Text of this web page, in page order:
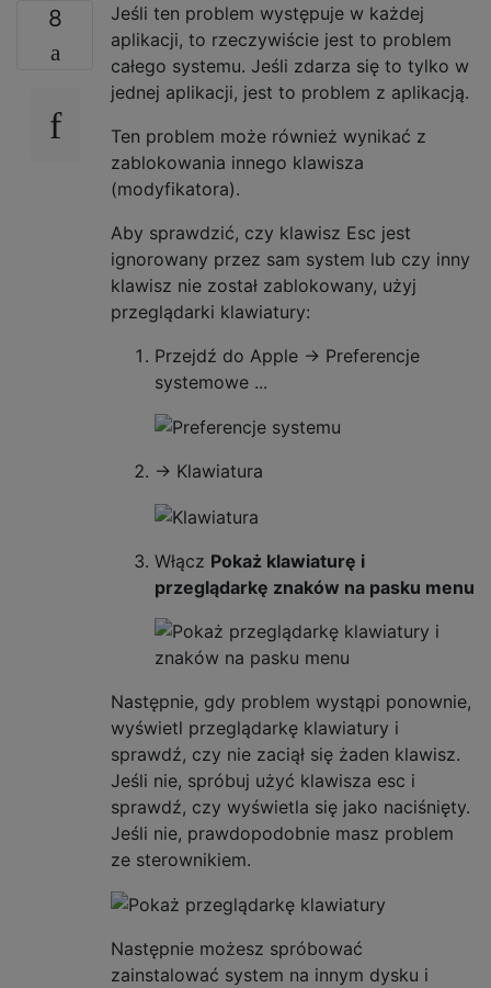
8
Jeśli ten problem występuje w każdej
aplikacji, to rzeczywiście jest to problem
całego systemu. Jeśli zdarza się to tylko w
jednej aplikacji, jest to problem z aplikacją.
Ten problem może również wynikać z
zablokowania innego klawisza
(modyfikatora).
Aby sprawdzić, czy klawisz Esc jest
ignorowany przez sam system lub czy inny
klawisz nie został zablokowany, użyj
przeglądarki klawiatury:
Przejdź do Apple → Preferencje
systemowe ...
→ Klawiatura
Włącz Pokaż klawiaturę i
przeglądarkę znaków na pasku menu
Następnie, gdy problem wystąpi ponownie,
wyświetl przeglądarkę klawiatury i
sprawdź, czy nie zaciął się żaden klawisz.
Jeśli nie, spróbuj użyć klawisza esc i
sprawdź, czy wyświetla się jako naciśnięty.
Jeśli nie, prawdopodobnie masz problem
ze sterownikiem.
Następnie możesz spróbować
zainstalować system na innym dysku i